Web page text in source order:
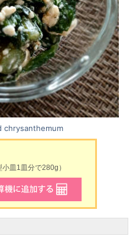
chrysanthemum
皿1皿分で280g）